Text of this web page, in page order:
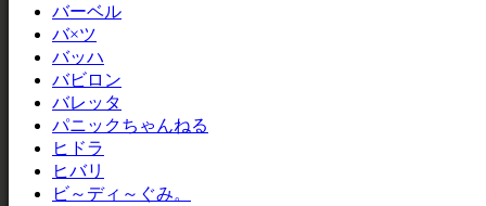
バーベル
バ×ツ
バッハ
バビロン
バレッタ
パニックちゃんねる
ヒドラ
ヒバリ
ビ～ディ～ぐみ。